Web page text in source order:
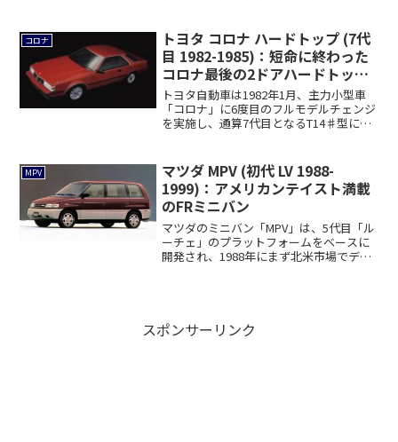
コロナ
トヨタ コロナ ハードトップ (7代
目 1982-1985)：短命に終わった
コロナ最後の2ドアハードトップ
[T14#]
トヨタ自動車は1982年1月、主力小型車
「コロナ」に6度目のフルモデルチェンジ
を実施し、通算7代目となるT14♯型に移
MPV
マツダ MPV (初代 LV 1988-
1999)：アメリカンテイスト満載
のFRミニバン
マツダのミニバン「MPV」は、5代目「ル
ーチェ」のプラットフォームをベースに
開発され、1988年にまず北米市場でデビ
スポンサーリンク